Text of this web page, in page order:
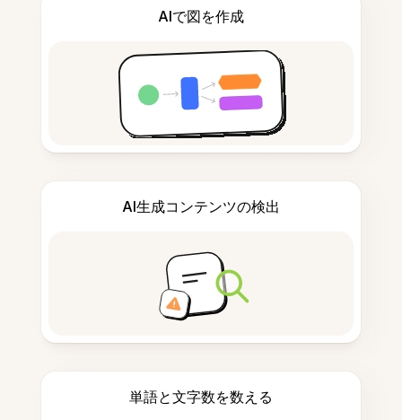
AIで図を作成
AI生成コンテンツの検出
単語と文字数を数える